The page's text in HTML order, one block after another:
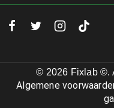
© 2026 Fixlab ©.
Algemene